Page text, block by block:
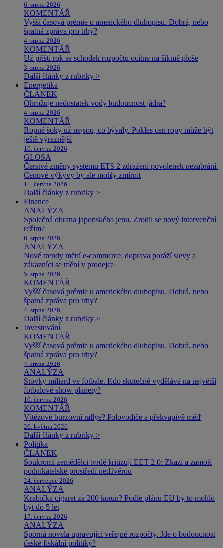
6. srpna 2026
KOMENTÁŘ
Vyšší časová prémie u amerického dluhopisu. Dobrá, nebo
špatná zpráva pro trhy?
4. srpna 2026
KOMENTÁŘ
Už příští rok se schodek rozpočtu ocitne na šikmé ploše
3. srpna 2026
Další články z rubriky >
Energetika
ČLÁNEK
Ohrožuje nedostatek vody budoucnost jádra?
4. srpna 2026
KOMENTÁŘ
Ropné šoky už nejsou, co bývaly. Pokles cen ropy může být
ještě výraznější
16. června 2026
GLOSA
Čerstvé změny systému ETS 2 zdražení povolenek nezabrání.
Cenové výkyvy by ale mohly zmírnit
11. června 2026
Další články z rubriky >
Finance
ANALÝZA
Společná obrana japonského jenu. Zrodil se nový intervenční
režim?
6. srpna 2026
ANALÝZA
Nové trendy mění e-commerce: doprava poráží slevy a
zákazníci se mění v prodejce
5. srpna 2026
KOMENTÁŘ
Vyšší časová prémie u amerického dluhopisu. Dobrá, nebo
špatná zpráva pro trhy?
4. srpna 2026
Další články z rubriky >
Investování
KOMENTÁŘ
Vyšší časová prémie u amerického dluhopisu. Dobrá, nebo
špatná zpráva pro trhy?
4. srpna 2026
ANALÝZA
Stovky miliard ve fotbale. Kdo skutečně vydělává na největší
fotbalové show planety?
10. června 2026
KOMENTÁŘ
Vítězové burzovní rallye? Polovodiče a překvapivě měď
20. května 2026
Další články z rubriky >
Politika
ČLÁNEK
Soukromí zemědělci tvrdě kritizují EET 2.0: Zkazí a zamoří
podnikatelské prostředí nedůvěrou
24. července 2026
ANALÝZA
Krabička cigaret za 200 korun? Podle plánu EU by to mohlo
být do 5 let
17. června 2026
ANALÝZA
Sporná novela upravující veřejné rozpočty. Jde o budoucnost
české fiskální politiky?